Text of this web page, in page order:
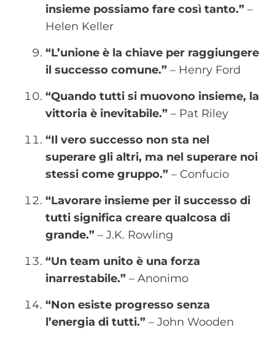
insieme possiamo fare così tanto.” –
Helen Keller
“L’unione è la chiave per raggiungere
il successo comune.” – Henry Ford
“Quando tutti si muovono insieme, la
vittoria è inevitabile.” – Pat Riley
“Il vero successo non sta nel
superare gli altri, ma nel superare noi
stessi come gruppo.” – Confucio
“Lavorare insieme per il successo di
tutti significa creare qualcosa di
grande.” – J.K. Rowling
“Un team unito è una forza
inarrestabile.” – Anonimo
“Non esiste progresso senza
l’energia di tutti.” – John Wooden